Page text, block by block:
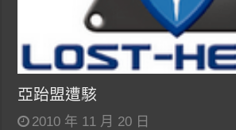
亞跆盟遭駭
2010 年 11 月 20 日